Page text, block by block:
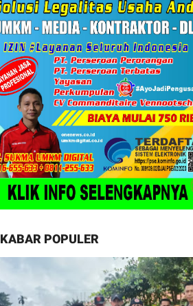
KABAR POPULER